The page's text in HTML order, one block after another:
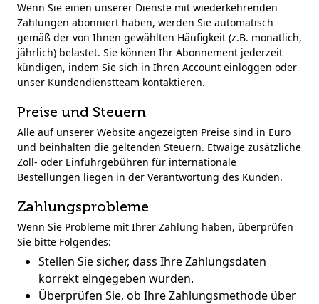
Wenn Sie einen unserer Dienste mit wiederkehrenden
Zahlungen abonniert haben, werden Sie automatisch
gemäß der von Ihnen gewählten Häufigkeit (z.B. monatlich,
jährlich) belastet. Sie können Ihr Abonnement jederzeit
kündigen, indem Sie sich in Ihren Account einloggen oder
unser Kundendienstteam kontaktieren.
Preise und Steuern
Alle auf unserer Website angezeigten Preise sind in Euro
und beinhalten die geltenden Steuern. Etwaige zusätzliche
Zoll- oder Einfuhrgebühren für internationale
Bestellungen liegen in der Verantwortung des Kunden.
Zahlungsprobleme
Wenn Sie Probleme mit Ihrer Zahlung haben, überprüfen
Sie bitte Folgendes:
Stellen Sie sicher, dass Ihre Zahlungsdaten
korrekt eingegeben wurden.
Überprüfen Sie, ob Ihre Zahlungsmethode über